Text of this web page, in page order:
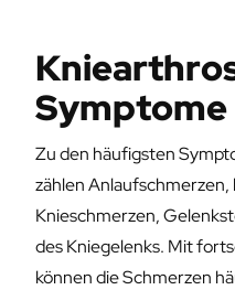
Symptome
Zu den häufigsten
zählen
Knieschmerzen,
des Kniegelenks. Mit
können die Schmerzen